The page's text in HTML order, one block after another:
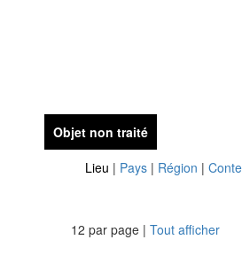
Objet non traité
Lieu | Pays| Région |
12 par page | Tout afficher